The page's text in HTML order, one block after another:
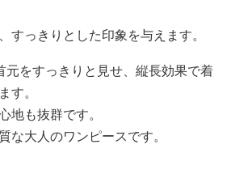
すっきりとした印象を与えます。
元をすっきりと見せ、縦長効果で着
す。
地も抜群です。
な大人のワンピースです。